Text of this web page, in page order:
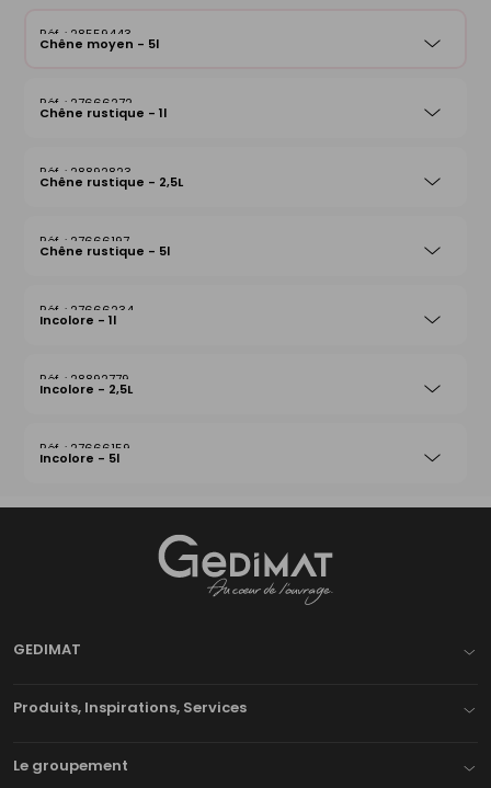
28559443
Chêne moyen - 5l
27666272
Chêne rustique - 1l
28892823
Chêne rustique - 2,5L
27666197
Chêne rustique - 5l
27666234
Incolore - 1l
28892779
Incolore - 2,5L
27666159
Incolore - 5l
GEDIMAT
Produits, Inspirations, Services
Le groupement